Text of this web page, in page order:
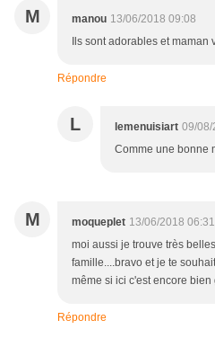
M manou 13/06/2018 09:08
Ils sont adorables et maman
Répondre
L lemenuisiart 09/08/
Comme une bonne
M moqueplet 13/06/2018 06:31
moi aussi je trouve très
famille....bravo et je te
même si ici c'est encore bien
Répondre